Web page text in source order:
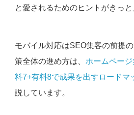
と愛されるためのヒントがきっと
モバイル対応はSEO集客の前提
策全体の進め方は、 ホームペー
料7+有料8で成果を出すロードマ
説しています。